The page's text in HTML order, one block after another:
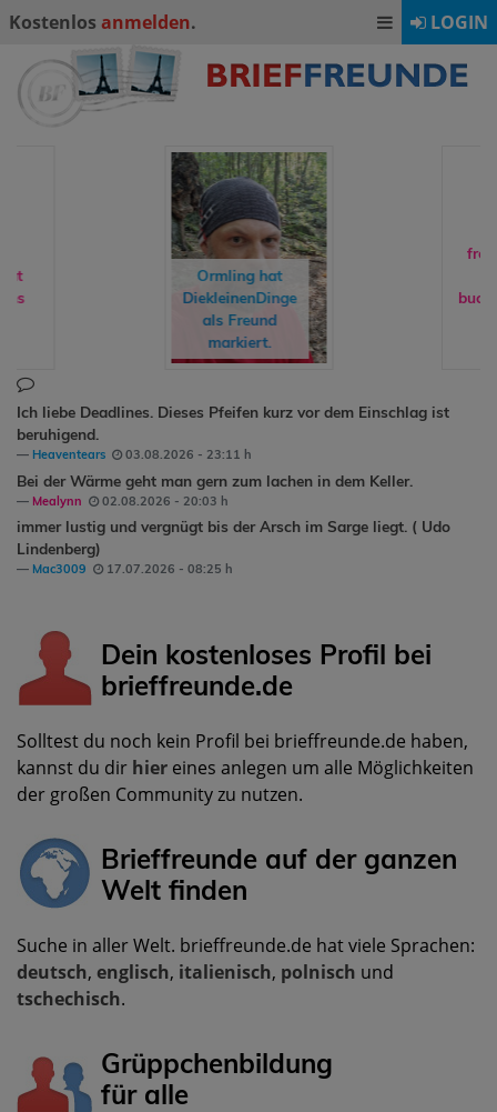
Kostenlos anmelden. LOGIN
DiekleinenDinge
freddyundfelix
ein
Ich liebe Deadlines. Dieses Pfeifen kurz vor dem Einschlag ist
beruhigend.
Heaventears 03.08.2026 - 23:11 h
Bei der Wärme geht man gern zum lachen in dem Keller.
Mealynn 02.08.2026 - 20:03 h
immer lustig und vergnügt bis der Arsch im Sarge liegt. ( Udo
Lindenberg)
Mac3009 17.07.2026 - 08:25 h
Dein kostenloses Profil bei
brieffreunde.de
Solltest du noch kein Profil bei brieffreunde.de haben,
kannst du dir hier eines anlegen um alle Möglichkeiten
der großen Community zu nutzen.
Brieffreunde auf der ganzen
Welt finden
Suche in aller Welt. brieffreunde.de hat viele Sprachen:
deutsch, englisch, italienisch, polnisch und
tschechisch.
Grüppchenbildung
für alle